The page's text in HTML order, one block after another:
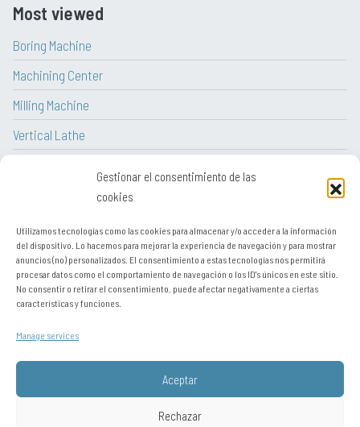
Gestionar el consentimiento de las
cookies
Utilizamos tecnologías como las cookies para almacenar y/o acceder a la información
del dispositivo. Lo hacemos para mejorar la experiencia de navegación y para mostrar
anuncios (no) personalizados. El consentimiento a estas tecnologías nos permitirá
procesar datos como el comportamiento de navegación o los ID's únicos en este sitio.
No consentir o retirar el consentimiento, puede afectar negativamente a ciertas
características y funciones.
Manage services
Aceptar
Rechazar
Most viewed
Boring Machine
Machining Center
Milling Machine
Vertical Lathe
Legal notice
Privacy policy